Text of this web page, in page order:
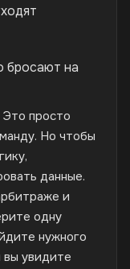
бросают на
Это просто
Но чтобы
данные.
и
одну
нужного
вы увидите